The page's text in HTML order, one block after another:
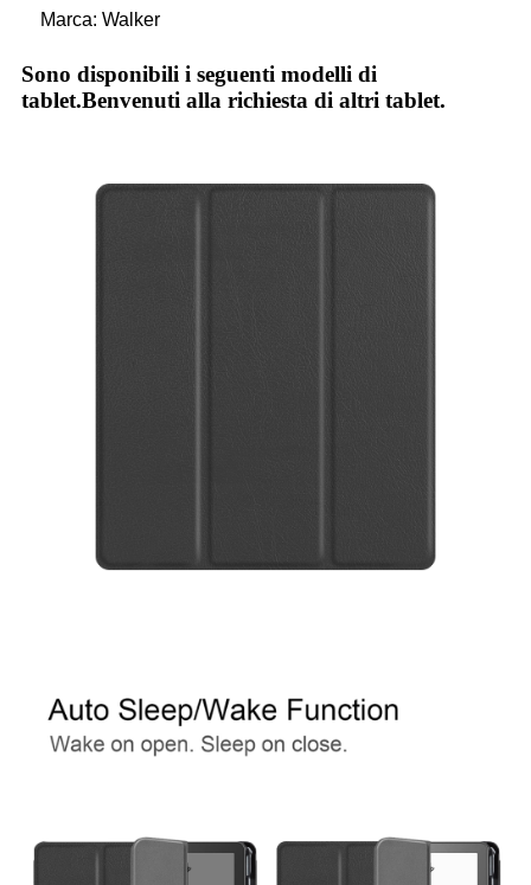
Marca: Walker
Sono disponibili i seguenti modelli di
tablet.Benvenuti alla richiesta di altri tablet.